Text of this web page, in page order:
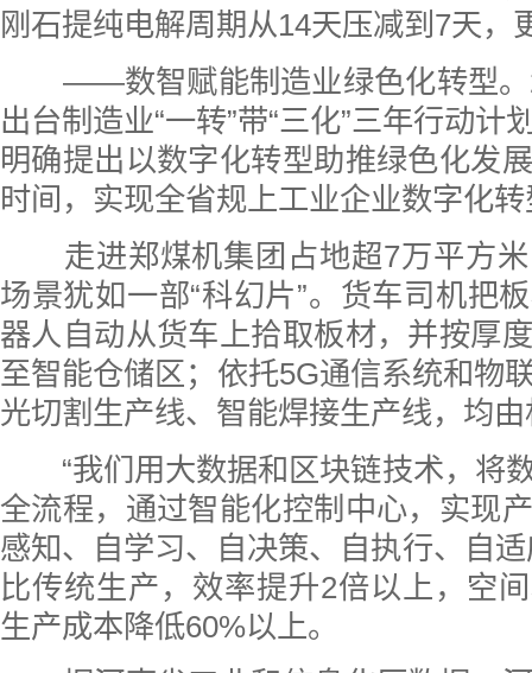
刚石提纯电解周期从14天压减到7天，
——数智赋能制造业绿色化转型。
出台制造业“一转”带“三化”三年行动计
明确提出以数字化转型助推绿色化发
时间，实现全省规上工业企业数字化
走进郑煤机集团占地超7万平方米
场景犹如一部“科幻片”。货车司机把
器人自动从货车上拾取板材，并按厚
至智能仓储区；依托5G通信系统和物
光切割生产线、智能焊接生产线，均
“我们用大数据和区块链技术，将
全流程，通过智能化控制中心，实现
感知、自学习、自决策、自执行、自
比传统生产，效率提升2倍以上，空
生产成本降低60%以上。